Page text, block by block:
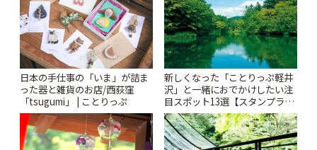
日本の手仕事の「いま」が詰ま
った器と雑貨のお店/西荻窪
「tsugumi」 | ことりっぷ
新しくなった「ことりっぷ軽井
沢」と一緒におでかけしたい注
目スポット13選【スタンプラリ
ー開催中】 | ことりっぷ